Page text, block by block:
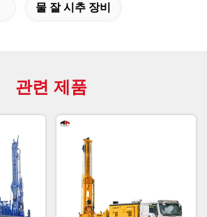
물 잘 시추 장비
관련 제품